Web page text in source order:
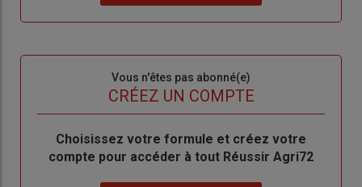
de
me
Vous n'êtes pas abonné(e)
CRÉEZ UN COMPTE
BodyChoisissez votre formule et créez votre
compte pour accéder à tout Réussir Agri72